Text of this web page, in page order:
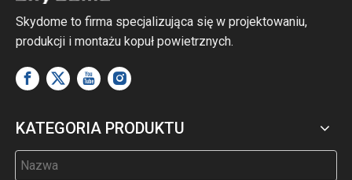
Skydome to firma specjalizująca się w projektowaniu,
produkcji i montażu kopuł powietrznych.
KATEGORIA PRODUKTU